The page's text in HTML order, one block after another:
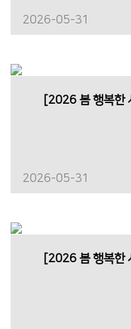
2026-05-31
[2026 봄 행복한
2026-05-31
[2026 봄 행복한